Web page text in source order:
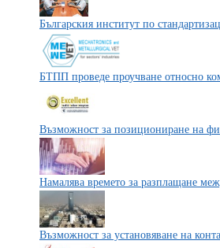
Българския институт по
БТПП проведе проучване относно
Възможност за позициониране на
Намалява времето за разплащане
Възможност за установяване на